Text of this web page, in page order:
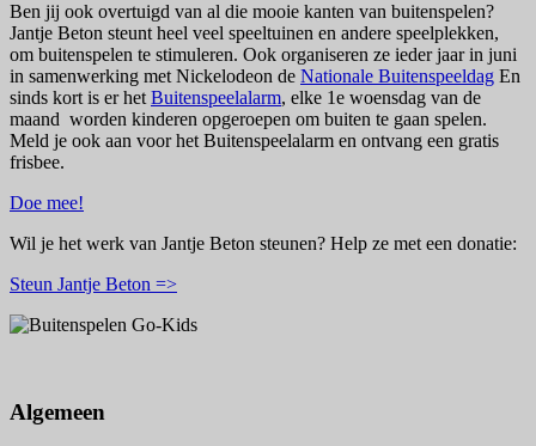
Ben jij ook overtuigd van al die mooie kanten van buitenspelen?
Jantje Beton steunt heel veel speeltuinen en andere speelplekken,
om buitenspelen te stimuleren. Ook organiseren ze ieder jaar in juni
in samenwerking met Nickelodeon de Nationale Buitenspeeldag En
sinds kort is er het Buitenspeelalarm, elke 1e woensdag van de
maand worden kinderen opgeroepen om buiten te gaan spelen.
Meld je ook aan voor het Buitenspeelalarm en ontvang een gratis
frisbee.
Doe mee!
Wil je het werk van Jantje Beton steunen? Help ze met een donatie:
Steun Jantje Beton =>
Algemeen